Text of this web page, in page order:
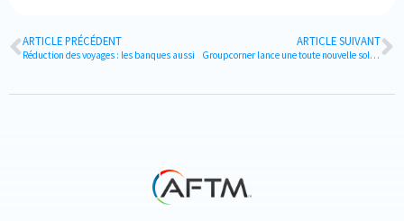
ARTICLE PRÉCÉDENT
Réduction des voyages : les banques aussi
ARTICLE SUIVANT
Groupcorner lance une toute nouvelle solution pour la réservation d’hôtels de vos séminaires et autres événements résidentiels.